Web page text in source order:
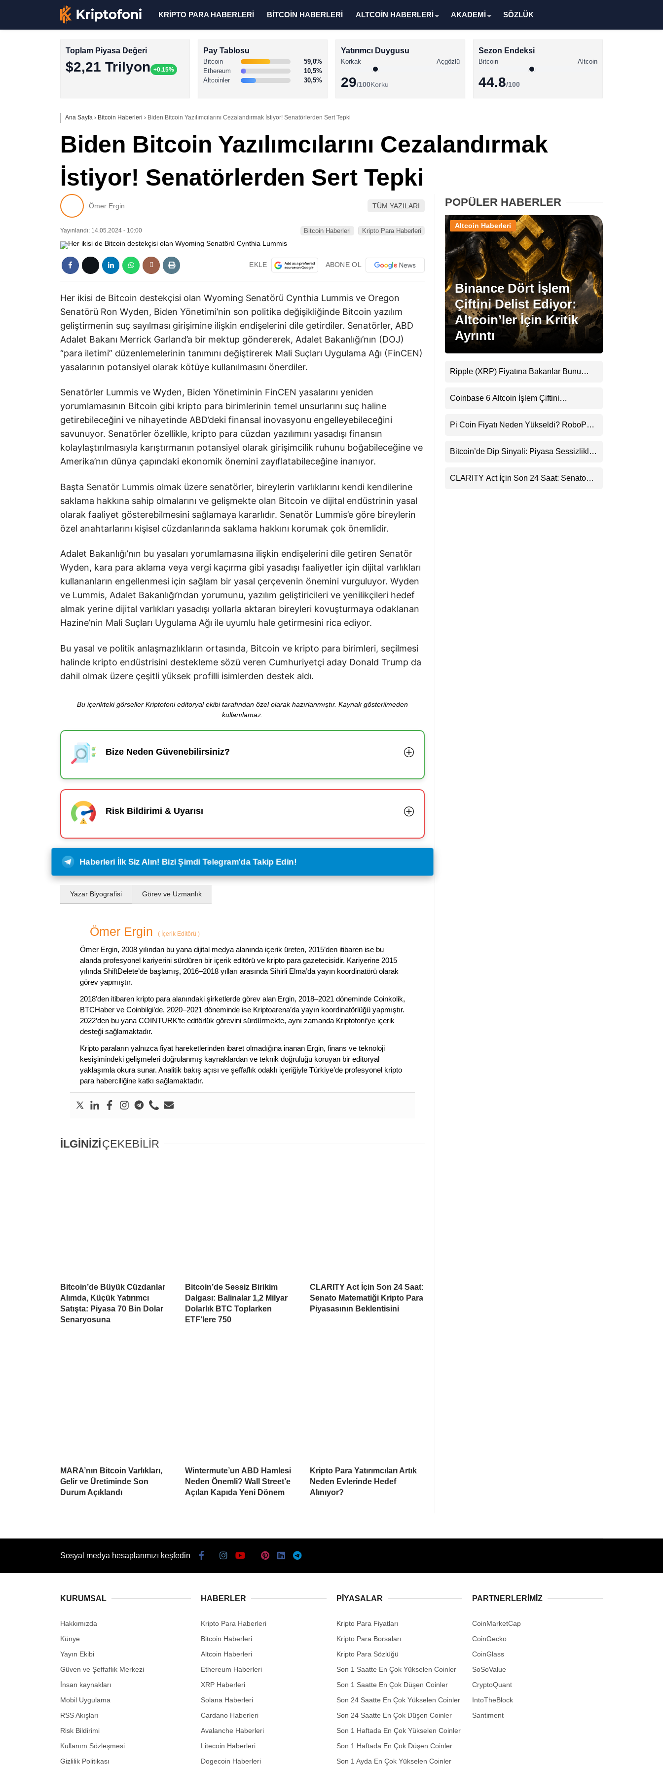
XRP Haberleri
Memecoin Haberleri
Stablecoin Haberleri
Facebook
Instagram
LinkedIn
Telegram
KRİPTO PARA HABERLERİ BİTCOİN HABERLERİ ALTCOİN HABERLERİ AKADEMİ SÖZLÜK
Toplam Piyasa Değeri
$2,21 Trilyon +0.15%
Pay Tablosu
Bitcoin
59,0%
Ethereum
10,5%
Altcoinler
30,5%
Yatırımcı Duygusu
Korkak Açgözlü
29/100Korku
Sezon Endeksi
Bitcoin Altcoin
44.8/100
Ana Sayfa › Bitcoin Haberleri › Biden Bitcoin Yazılımcılarını Cezalandırmak İstiyor! Senatörlerden Sert Tepki
Biden Bitcoin Yazılımcılarını Cezalandırmak
İstiyor! Senatörlerden Sert Tepki
Ömer Ergin TÜM YAZILARI
Yayınlandı: 14.05.2024 - 10:00 Bitcoin Haberleri Kripto Para Haberleri
EKLE ABONE OL
Her ikisi de Bitcoin destekçisi olan Wyoming Senatörü Cynthia Lummis ve Oregon
Senatörü Ron Wyden, Biden Yönetimi’nin son politika değişikliğinde Bitcoin yazılım
geliştirmenin suç sayılması girişimine ilişkin endişelerini dile getirdiler. Senatörler, ABD
Adalet Bakanı Merrick Garland’a bir mektup göndererek, Adalet Bakanlığı’nın (DOJ)
“para iletimi” düzenlemelerinin tanımını değiştirerek Mali Suçları Uygulama Ağı (FinCEN)
yasalarının potansiyel olarak kötüye kullanılmasını önerdiler.
Senatörler Lummis ve Wyden, Biden Yönetiminin FinCEN yasalarını yeniden
yorumlamasının Bitcoin gibi kripto para birimlerinin temel unsurlarını suç haline
getirebileceğini ve nihayetinde ABD’deki finansal inovasyonu engelleyebileceğini
savunuyor. Senatörler özellikle, kripto para cüzdan yazılımını yasadışı finansın
kolaylaştırılmasıyla karıştırmanın potansiyel olarak girişimcilik ruhunu boğabileceğine ve
Amerika’nın dünya çapındaki ekonomik önemini zayıflatabileceğine inanıyor.
Başta Senatör Lummis olmak üzere senatörler, bireylerin varlıklarını kendi kendilerine
saklama hakkına sahip olmalarını ve gelişmekte olan Bitcoin ve dijital endüstrinin yasal
olarak faaliyet gösterebilmesini sağlamaya kararlıdır. Senatör Lummis’e göre bireylerin
özel anahtarlarını kişisel cüzdanlarında saklama hakkını korumak çok önemlidir.
Adalet Bakanlığı’nın bu yasaları yorumlamasına ilişkin endişelerini dile getiren Senatör
Wyden, kara para aklama veya vergi kaçırma gibi yasadışı faaliyetler için dijital varlıkları
kullananların engellenmesi için sağlam bir yasal çerçevenin önemini vurguluyor. Wyden
ve Lummis, Adalet Bakanlığı’ndan yorumunu, yazılım geliştiricileri ve yenilikçileri hedef
almak yerine dijital varlıkları yasadışı yollarla aktaran bireyleri kovuşturmaya odaklanan
Hazine’nin Mali Suçları Uygulama Ağı ile uyumlu hale getirmesini rica ediyor.
Bu yasal ve politik anlaşmazlıkların ortasında, Bitcoin ve kripto para birimleri, seçilmesi
halinde kripto endüstrisini destekleme sözü veren Cumhuriyetçi aday Donald Trump da
dahil olmak üzere çeşitli yüksek profilli isimlerden destek aldı.
Bu içerikteki görseller Kriptofoni editoryal ekibi tarafından özel olarak hazırlanmıştır. Kaynak gösterilmeden
kullanılamaz.
Bize Neden Güvenebilirsiniz?
Risk Bildirimi & Uyarısı
Haberleri İlk Siz Alın! Bizi Şimdi Telegram'da Takip Edin!
Yazar Biyografisi Görev ve Uzmanlık
Ömer Ergin ( İçerik Editörü )
Ömer Ergin, 2008 yılından bu yana dijital medya alanında içerik üreten, 2015’den itibaren ise bu
alanda profesyonel kariyerini sürdüren bir içerik editörü ve kripto para gazetecisidir. Kariyerine 2015
yılında ShiftDelete’de başlamış, 2016–2018 yılları arasında Sihirli Elma’da yayın koordinatörü olarak
görev yapmıştır.
2018’den itibaren kripto para alanındaki şirketlerde görev alan Ergin, 2018–2021 döneminde Coinkolik,
BTCHaber ve Coinbilgi’de, 2020–2021 döneminde ise Kriptoarena’da yayın koordinatörlüğü yapmıştır.
2022’den bu yana COINTURK’te editörlük görevini sürdürmekte, aynı zamanda Kriptofoni’ye içerik
desteği sağlamaktadır.
Kripto paraların yalnızca fiyat hareketlerinden ibaret olmadığına inanan Ergin, finans ve teknoloji
kesişimindeki gelişmeleri doğrulanmış kaynaklardan ve teknik doğruluğu koruyan bir editoryal
yaklaşımla okura sunar. Analitik bakış açısı ve şeffaflık odaklı içeriğiyle Türkiye’de profesyonel kripto
para haberciliğine katkı sağlamaktadır.
İLGİNİZİÇEKEBİLİR
Bitcoin’de Büyük Cüzdanlar
Alımda, Küçük Yatırımcı
Satışta: Piyasa 70 Bin Dolar
Senaryosuna
Bitcoin’de Sessiz Birikim
Dalgası: Balinalar 1,2 Milyar
Dolarlık BTC Toplarken
ETF’lere 750
CLARITY Act İçin Son 24 Saat:
Senato Matematiği Kripto Para
Piyasasının Beklentisini
MARA’nın Bitcoin Varlıkları,
Gelir ve Üretiminde Son
Durum Açıklandı
Wintermute’un ABD Hamlesi
Neden Önemli? Wall Street’e
Açılan Kapıda Yeni Dönem
Kripto Para Yatırımcıları Artık
Neden Evlerinde Hedef
Alınıyor?
POPÜLER HABERLER
Binance Dört İşlem
Çiftini Delist Ediyor:
Altcoin’ler İçin Kritik
Ayrıntı
Altcoin Haberleri
Ripple (XRP) Fiyatına Bakanlar Bunu
Uyarı
Coinbase 6 Altcoin İşlem Çiftini
Pi Coin Fiyatı Neden Yükseldi? RoboPay
Destekledi
Bitcoin’de Dip Sinyali: Piyasa Sessizlikle
CLARITY Act İçin Son 24 Saat: Senato
Sosyal medya hesaplarımızı keşfedin
KURUMSAL
Hakkımızda
Künye
Yayın Ekibi
Güven ve Şeffaflık Merkezi
İnsan kaynakları
Mobil Uygulama
RSS Akışları
Risk Bildirimi
Kullanım Sözleşmesi
Gizlilik Politikası
HABERLER
Kripto Para Haberleri
Bitcoin Haberleri
Altcoin Haberleri
Ethereum Haberleri
XRP Haberleri
Solana Haberleri
Cardano Haberleri
Avalanche Haberleri
Litecoin Haberleri
Dogecoin Haberleri
PIYASALAR
Kripto Para Fiyatları
Kripto Para Borsaları
Kripto Para Sözlüğü
Son 1 Saatte En Çok Yükselen Coinler
Son 1 Saatte En Çok Düşen Coinler
Son 24 Saatte En Çok Yükselen Coinler
Son 24 Saatte En Çok Düşen Coinler
Son 1 Haftada En Çok Yükselen Coinler
Son 1 Haftada En Çok Düşen Coinler
Son 1 Ayda En Çok Yükselen Coinler
PARTNERLERIMIZ
CoinMarketCap
CoinGecko
CoinGlass
SoSoValue
CryptoQuant
IntoTheBlock
Santiment